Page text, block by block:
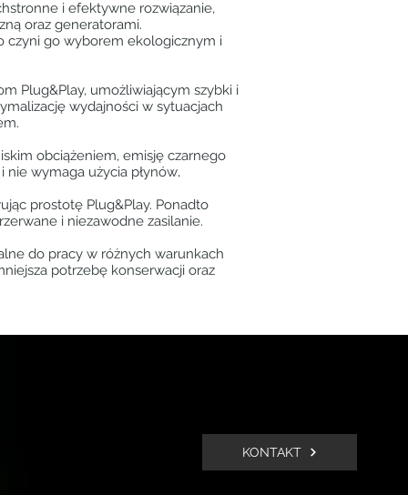
i efektywne rozwiązanie,
oraz generatorami.
czyni go wyborem ekologicznym i
Plug&Play, umożliwiającym szybki i
wydajności w sytuacjach
obciążeniem, emisję czarnego
nie wymaga użycia płynów.
prostotę Plug&Play. Ponadto
i niezawodne zasilanie.
do pracy w różnych warunkach
potrzebę konserwacji oraz
KONTAKT